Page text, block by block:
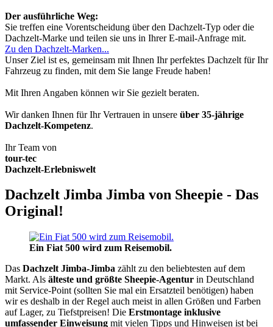
Der ausführliche Weg:
Sie treffen eine Vorentscheidung über den Dachzelt-Typ oder die
Dachzelt-Marke und teilen sie uns in Ihrer E-mail-Anfrage mit.
Zu den Dachzelt-Marken...
Unser Ziel ist es, gemeinsam mit Ihnen Ihr perfektes Dachzelt für Ihr
Fahrzeug zu finden, mit dem Sie lange Freude haben!
Mit Ihren Angaben können wir Sie gezielt beraten.
Wir danken Ihnen für Ihr Vertrauen in unsere über 35-jährige
Dachzelt-Kompetenz.
Ihr Team von
tour-tec
Dachzelt-Erlebniswelt
Dachzelt Jimba Jimba von Sheepie - Das
Original!
Ein Fiat 500 wird zum Reisemobil.
Das Dachzelt Jimba-Jimba zählt zu den beliebtesten auf dem
Markt. Als älteste und größte Sheepie-Agentur in Deutschland
mit Service-Point (sollten Sie mal ein Ersatzteil benötigen) haben
wir es deshalb in der Regel auch meist in allen Größen und Farben
auf Lager, zu Tiefstpreisen! Die Erstmontage inklusive
umfassender Einweisung mit vielen Tipps und Hinweisen ist bei